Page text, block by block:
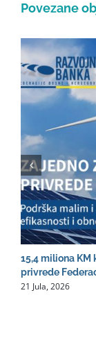
Povezane
15,4 miliona
privrede
21 Jula, 2026